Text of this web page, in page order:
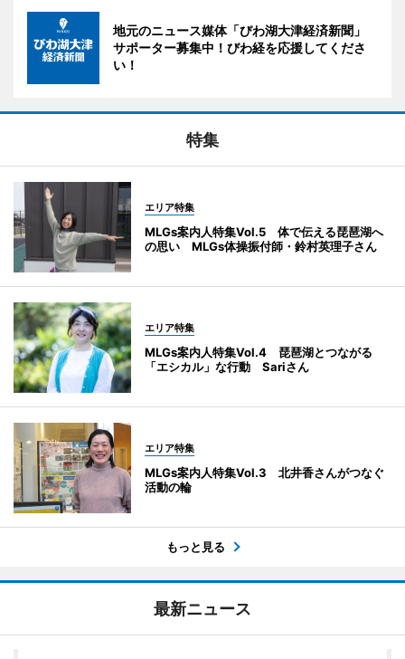
地元のニュース媒体「びわ湖大津経済新聞」
サポーター募集中！びわ経を応援してくださ
い！
特集
エリア特集
MLGs案内人特集Vol.5 体で伝える琵琶湖へ
の思い MLGs体操振付師・鈴村英理子さん
エリア特集
MLGs案内人特集Vol.4 琵琶湖とつながる
「エシカル」な行動 Sariさん
エリア特集
MLGs案内人特集Vol.3 北井香さんがつなぐ
活動の輪
もっと見る
最新ニュース